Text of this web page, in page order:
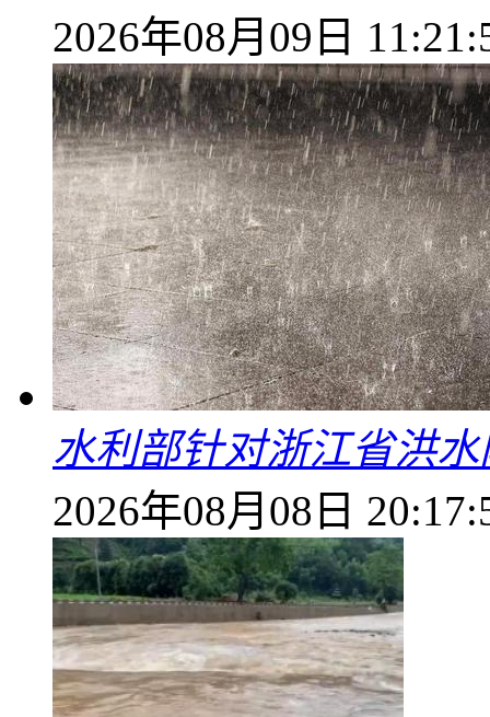
2026年08月09日
水利部针对浙江省洪
2026年08月08日